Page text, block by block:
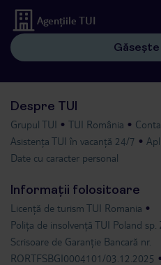
Agențiile TUI
Despre TUI
Grupul TUI TUI România
Asistența TUI în vacanță 24/7
Date cu caracter personal
Informații folositoare
Licență de turism TUI Romania
Polița de insolvență TUI Poland sp.
Scrisoare de Garanție Bancară nr.
RORTFSBGI0004101/03.12.2025